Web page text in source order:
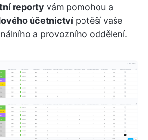
reporty vám pomohou a
účetnictví potěší vaše
a provozního oddělení.